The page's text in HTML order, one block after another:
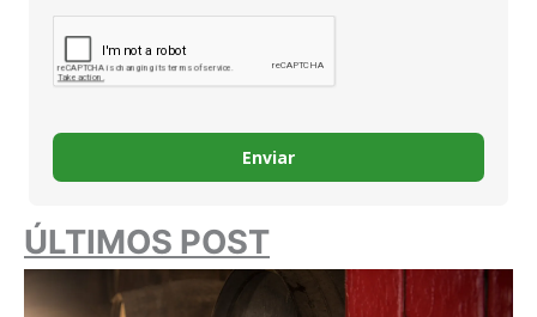
Enviar
ÚLTIMOS POST